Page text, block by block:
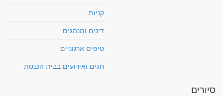
קניות
דינים ומנהגים
טיפים ארגוניים
חגים ואירועים בבית הכנסת
סיורים